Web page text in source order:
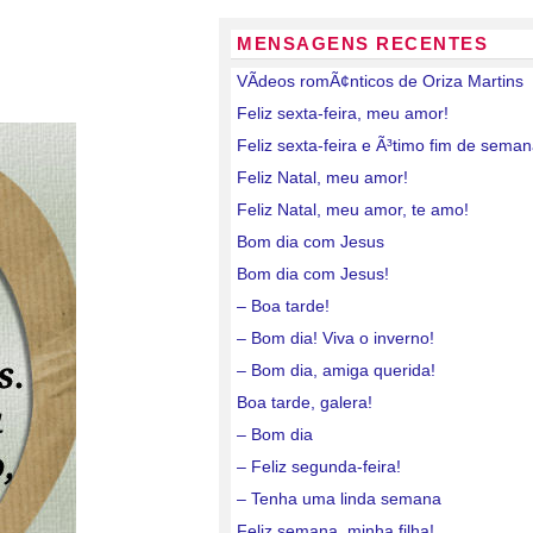
MENSAGENS RECENTES
VÃ­deos romÃ¢nticos de Oriza Martins
Feliz sexta-feira, meu amor!
Feliz sexta-feira e Ã³timo fim de
Feliz Natal, meu amor!
Feliz Natal, meu amor, te amo!
Bom dia com Jesus
Bom dia com Jesus!
– Boa tarde!
– Bom dia! Viva o inverno!
– Bom dia, amiga querida!
Boa tarde, galera!
– Bom dia
– Feliz segunda-feira!
– Tenha uma linda semana